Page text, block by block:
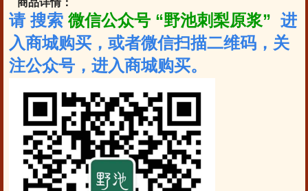
商品详情：
请 搜索 微信公众号 “野池刺梨原浆” 进
入商城购买，或者微信扫描二维码，关
注公众号，进入商城购买。